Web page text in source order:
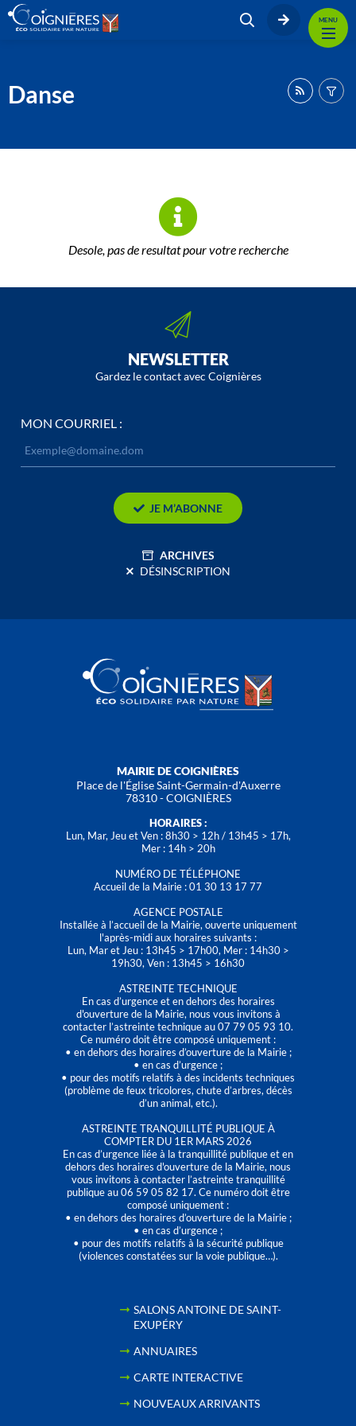
MENU
Danse
Desole, pas de resultat pour votre recherche
NEWSLETTER
Gardez le contact avec Coignières
MON COURRIEL :
JE M’ABONNE
ARCHIVES
DÉSINSCRIPTION
MAIRIE DE COIGNIÈRES
Place de l'Église Saint-Germain-d'Auxerre
78310 - COIGNIÈRES
HORAIRES :
Lun, Mar, Jeu et Ven : 8h30 > 12h / 13h45 > 17h,
Mer : 14h > 20h
NUMÉRO DE TÉLÉPHONE
Accueil de la Mairie : 01 30 13 17 77
AGENCE POSTALE
Installée à l’accueil de la Mairie, ouverte uniquement
l'après-midi aux horaires suivants :
Lun, Mar et Jeu : 13h45 > 17h00, Mer : 14h30 >
19h30, Ven : 13h45 > 16h30
ASTREINTE TECHNIQUE
En cas d’urgence et en dehors des horaires
d'ouverture de la Mairie, nous vous invitons à
contacter l’astreinte technique au 07 79 05 93 10.
Ce numéro doit être composé uniquement :
• en dehors des horaires d’ouverture de la Mairie ;
• en cas d’urgence ;
• pour des motifs relatifs à des incidents techniques
(problème de feux tricolores, chute d’arbres, décès
d’un animal, etc.).
ASTREINTE TRANQUILLITÉ PUBLIQUE À
COMPTER DU 1ER MARS 2026
En cas d’urgence liée à la tranquillité publique et en
dehors des horaires d'ouverture de la Mairie, nous
vous invitons à contacter l’astreinte tranquillité
publique au 06 59 05 82 17. Ce numéro doit être
composé uniquement :
• en dehors des horaires d’ouverture de la Mairie ;
• en cas d’urgence ;
• pour des motifs relatifs à la sécurité publique
(violences constatées sur la voie publique…).
SALONS ANTOINE DE SAINT-
EXUPÉRY
ANNUAIRES
CARTE INTERACTIVE
NOUVEAUX ARRIVANTS